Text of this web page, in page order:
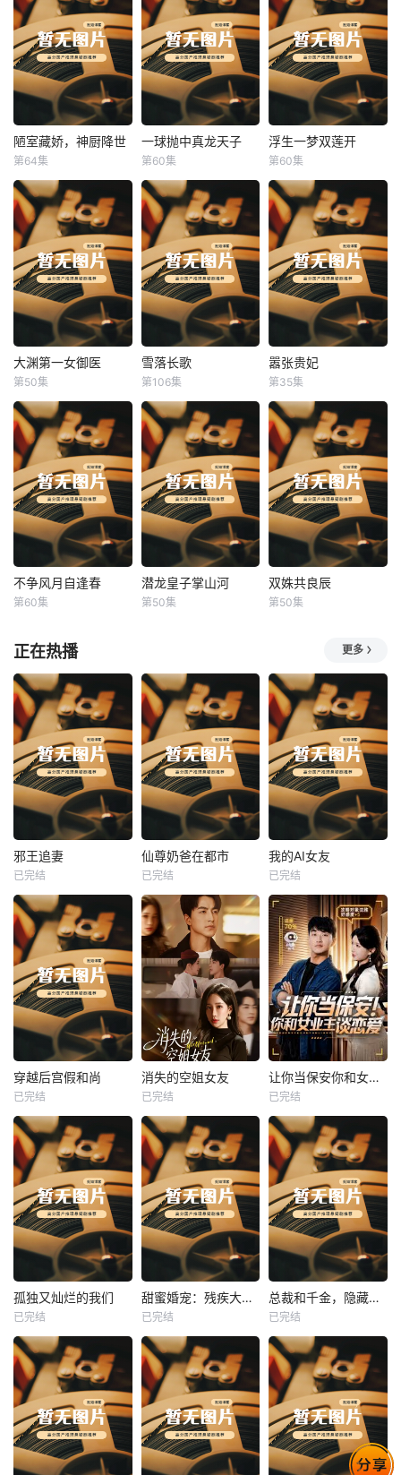
陋室藏娇，神厨降世
陋室藏娇，神厨降世
第64集
一球抛中真龙天子
一球抛中真龙天子
第60集
浮生一梦双莲开
浮生一梦双莲开
第60集
大渊第一女御医
大渊第一女御医
第50集
雪落长歌
雪落长歌
第106集
嚣张贵妃
嚣张贵妃
第35集
不争风月自逢春
不争风月自逢春
第60集
潜龙皇子掌山河
潜龙皇子掌山河
第50集
双姝共良辰
双姝共良辰
第50集
正在热播 更多
热播
邪王追妻
未知
邪王追妻
已完结
热播
未知
仙尊奶爸在都市
已完结
热播
我的AI女友
未知
我的AI女友
已完结
热播
未知
穿越后宫假和尚
已完结
热播
未知
消失的空姐女友
已完结
热播
未知
让你当保安你和女业主谈恋爱
已完结
热播
未知
孤独又灿烂的我们
已完结
热播
未知
甜蜜婚宠：残疾大佬夜夜撩
已完结
热播
未知
总裁和千金，隐藏身份闪婚了
已完结